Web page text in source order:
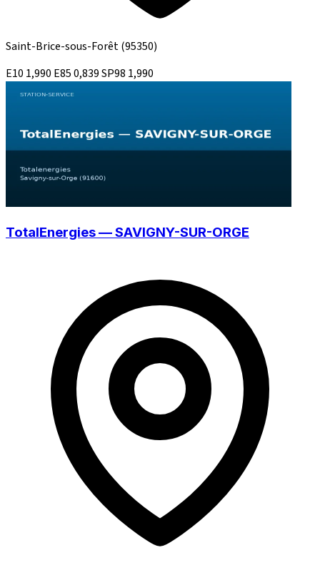
Saint-Brice-sous-Forêt(95350)
E10 1,990 E850,839SP98 1,990
TotalEnergies — SAVIGNY-SUR-ORGE